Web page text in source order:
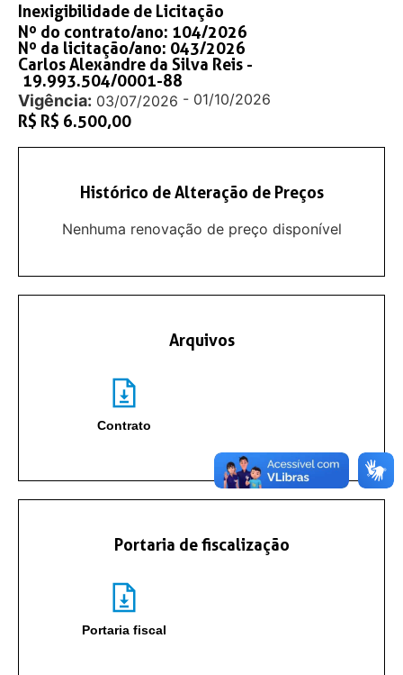
Inexigibilidade de Licitação
Nº do contrato/ano: 104/2026
Nº da licitação/ano: 043/2026
Carlos Alexandre da Silva Reis -
19.993.504/0001-88
Vigência: 03/07/2026 - 01/10/2026
R$ R$ 6.500,00
Histórico de Alteração de Preços
Nenhuma renovação de preço disponível
Arquivos
Contrato
Portaria de fiscalização
Portaria fiscal